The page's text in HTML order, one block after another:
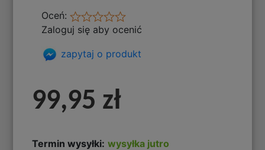
Oceń:
Zaloguj się aby ocenić
zapytaj o produkt
99,95 zł
Termin wysyłki: wysyłka jutro